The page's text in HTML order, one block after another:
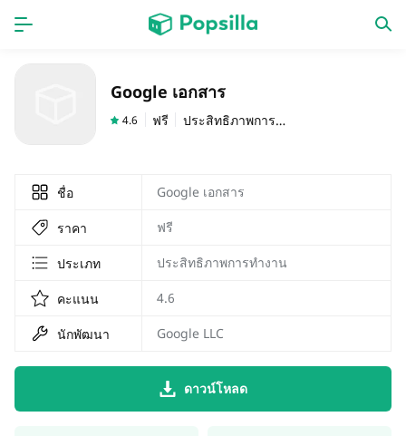
ออกใหม่
Google เอกสาร
4.6 ฟรี ประสิทธิภาพการทำงาน
ชื่อ Google เอกสาร
ราคา ฟรี
ประเภท ประสิทธิภาพการทำงาน
คะแนน 4.6
นักพัฒนา Google LLC
ดาวน์โหลด